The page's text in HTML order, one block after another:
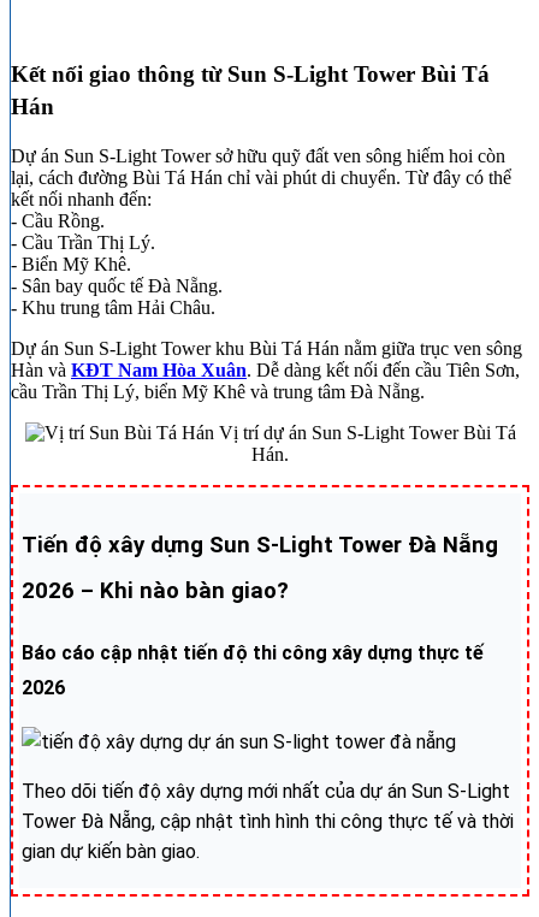
Kết nối giao thông từ Sun S-Light Tower Bùi Tá
Hán
Dự án Sun S-Light Tower sở hữu quỹ đất ven sông hiếm hoi còn
lại, cách đường Bùi Tá Hán chỉ vài phút di chuyển. Từ đây có thể
kết nối nhanh đến:
- Cầu Rồng.
- Cầu Trần Thị Lý.
- Biển Mỹ Khê.
- Sân bay quốc tế Đà Nẵng.
- Khu trung tâm Hải Châu.
Dự án Sun S-Light Tower khu Bùi Tá Hán nằm giữa trục ven sông
Hàn và KĐT Nam Hòa Xuân. Dễ dàng kết nối đến cầu Tiên Sơn,
cầu Trần Thị Lý, biển Mỹ Khê và trung tâm Đà Nẵng.
Vị trí dự án Sun S-Light Tower Bùi Tá
Hán.
Tiến độ xây dựng Sun S-Light Tower Đà Nẵng
2026 – Khi nào bàn giao?
Báo cáo cập nhật tiến độ thi công xây dựng thực tế
2026
Theo dõi tiến độ xây dựng mới nhất của dự án Sun S-Light
Tower Đà Nẵng, cập nhật tình hình thi công thực tế và thời
gian dự kiến bàn giao.